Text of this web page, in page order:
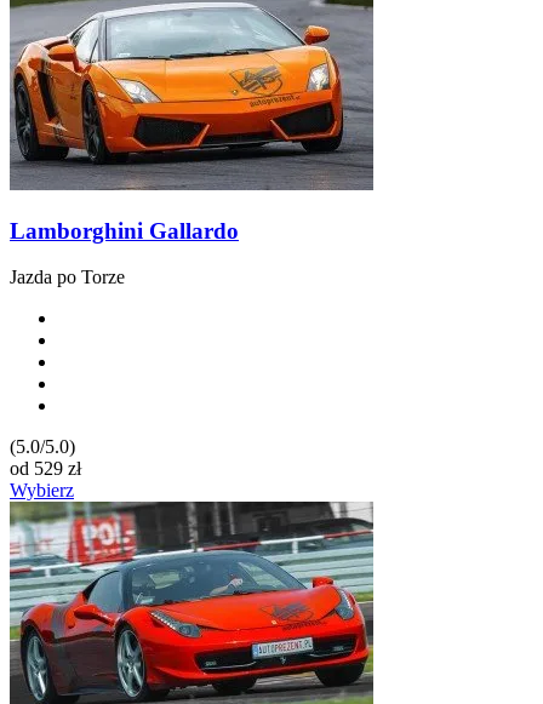
Lamborghini Gallardo
Jazda po Torze
(5.0/5.0)
od 529 zł
Wybierz